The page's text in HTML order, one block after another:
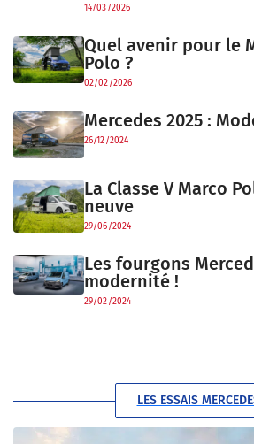
14/03/2026
Quel avenir pour le
Polo ?
02/02/2026
Mercedes 2025 :
26/12/2024
La Classe V Marco
neuve
29/06/2024
Les fourgons
modernité !
29/02/2024
LES ESSAIS